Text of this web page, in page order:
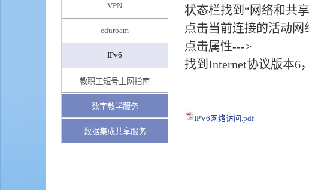
VPN
eduroam
IPv6
教职工短号上网指南
数字教学服务
数据集成共享服务
状态栏找到“网络和共
点击当前连接的活动网
点击属性--->
找到Internet协议版本6
IPV6网络访问.pdf